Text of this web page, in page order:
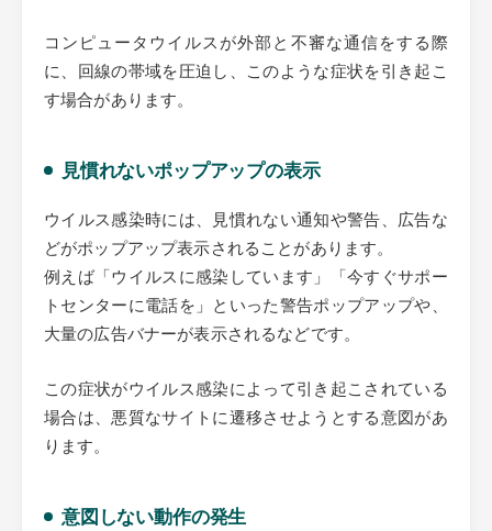
コンピュータウイルスが外部と不審な通信をする際
に、回線の帯域を圧迫し、このような症状を引き起こ
す場合があります。
見慣れないポップアップの表示
ウイルス感染時には、見慣れない通知や警告、広告な
どがポップアップ表示されることがあります。
例えば「ウイルスに感染しています」「今すぐサポー
トセンターに電話を」といった警告ポップアップや、
大量の広告バナーが表示されるなどです。
この症状がウイルス感染によって引き起こされている
場合は、悪質なサイトに遷移させようとする意図があ
ります。
意図しない動作の発生